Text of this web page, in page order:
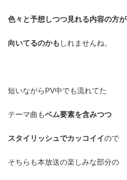
色々と予想しつつ見れる内容の方が
向いてるのかも しれませんね。
短いながらPV中でも流れてた
テーマ曲もベム要素を含みつつ
スタイリッシュでカッコイイので
そちらも本放送の楽しみな部分の